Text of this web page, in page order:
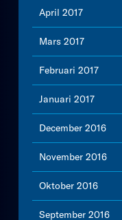
April 2017
Mars 2017
Februari 2017
Januari 2017
December 2016
November 2016
Oktober 2016
September 2016